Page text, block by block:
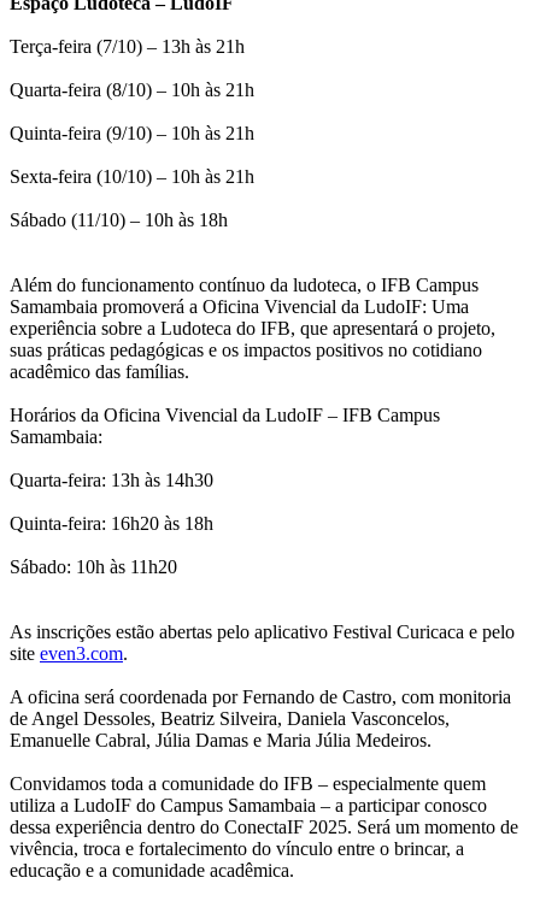
Terça-feira (7/10) – 13h às 21h
Quarta-feira (8/10) – 10h às 21h
Quinta-feira (9/10) – 10h às 21h
Sexta-feira (10/10) – 10h às 21h
Sábado (11/10) – 10h às 18h
Além do funcionamento contínuo da ludoteca, o IFB Campus
Samambaia promoverá a Oficina Vivencial da LudoIF: Uma
experiência sobre a Ludoteca do IFB, que apresentará o projeto,
suas práticas pedagógicas e os impactos positivos no cotidiano
acadêmico das famílias.
Horários da Oficina Vivencial da LudoIF – IFB Campus
Samambaia:
Quarta-feira: 13h às 14h30
Quinta-feira: 16h20 às 18h
Sábado: 10h às 11h20
As inscrições estão abertas pelo aplicativo Festival Curicaca e pelo
site even3.com.
A oficina será coordenada por Fernando de Castro, com monitoria
de Angel Dessoles, Beatriz Silveira, Daniela Vasconcelos,
Emanuelle Cabral, Júlia Damas e Maria Júlia Medeiros.
Convidamos toda a comunidade do IFB – especialmente quem
utiliza a LudoIF do Campus Samambaia – a participar conosco
dessa experiência dentro do ConectaIF 2025. Será um momento de
vivência, troca e fortalecimento do vínculo entre o brincar, a
educação e a comunidade acadêmica.